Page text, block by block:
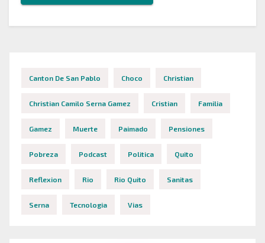
Canton De San Pablo Choco Christian
Christian Camilo Serna Gamez Cristian Familia
Gamez Muerte Paimado Pensiones
Pobreza Podcast Politica Quito
Reflexion Rio Rio Quito Sanitas
Serna Tecnologia Vias